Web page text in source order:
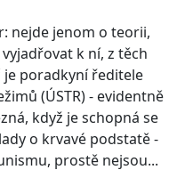
nejde jenom o teorii,
k ní, z těch
je poradkyní ředitele
(ÚSTR) - evidentně
když je schopná se
o krvavé podstatě -
prostě nejsou...